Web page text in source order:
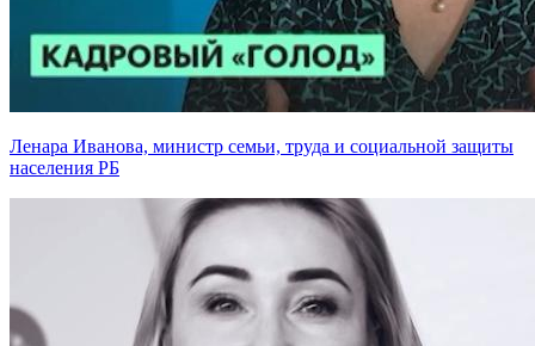
Ленара Иванова, министр семьи, труда и социальной защиты
населения РБ